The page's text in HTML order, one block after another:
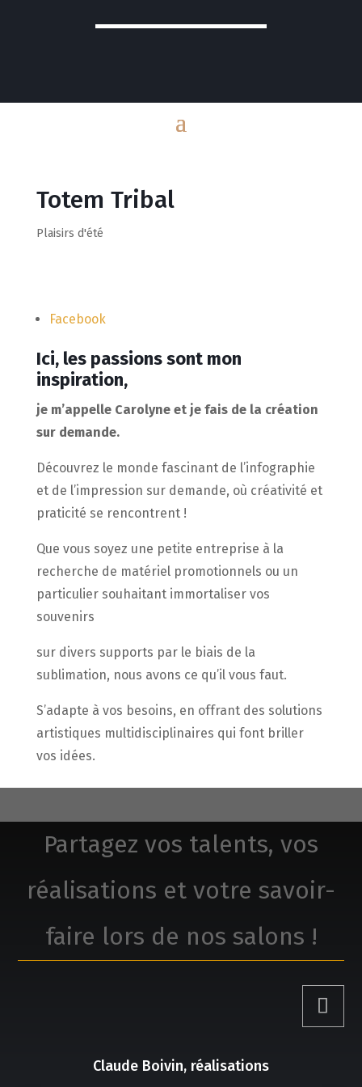
Totem Tribal
Plaisirs d'été
Facebook
Ici, les passions sont mon
inspiration,
je m’appelle Carolyne et je fais de la création
sur demande.
​Découvrez le monde fascinant de l’infographie
et de l’impression sur demande, où créativité et
praticité se rencontrent !
Que vous soyez une petite entreprise à la
recherche de matériel promotionnels ou un
particulier souhaitant immortaliser vos
souvenirs
sur divers supports par le biais de la
sublimation, nous avons ce qu’il vous faut.
S’adapte à vos besoins, en offrant des solutions
artistiques multidisciplinaires qui font briller
vos idées.
Partagez vos talents, vos
réalisations et votre savoir-
faire lors de nos salons !
Claude Boivin, réalisations